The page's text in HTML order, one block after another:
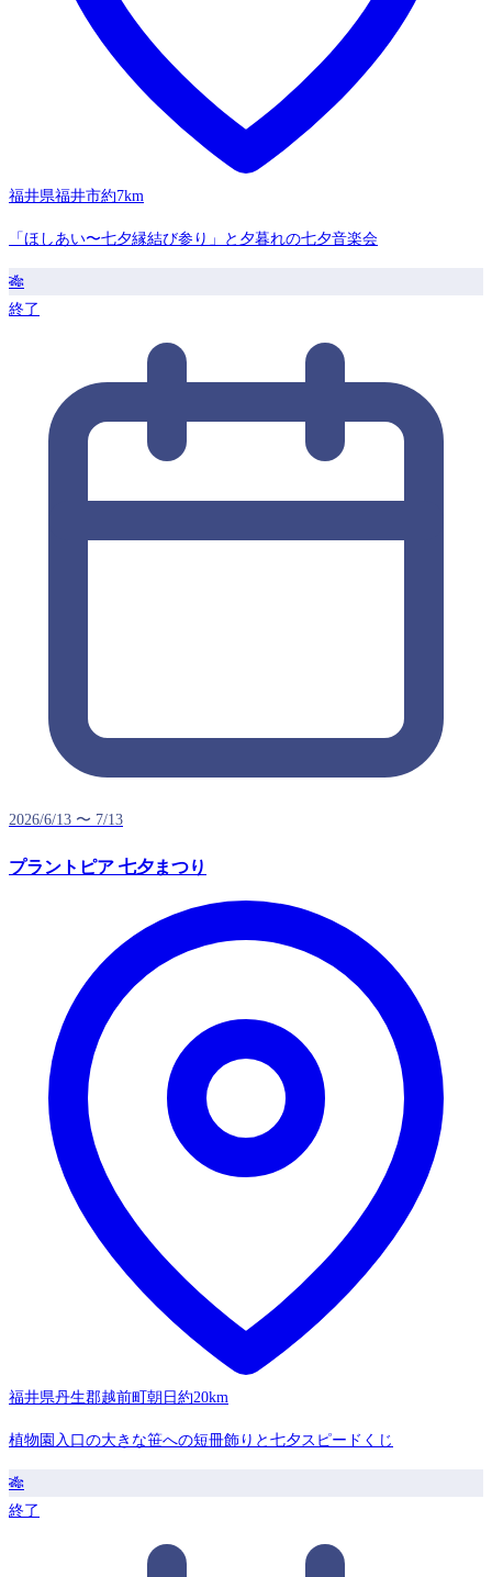
福井県福井市約7km
「ほしあい〜七夕縁結び参り」と夕暮れの七夕音楽会
🎋
終了
2026/6/13 〜 7/13
プラントピア 七夕まつり
福井県丹生郡越前町朝日 約20km
植物園入口の大きな笹への短冊飾りと七夕スピードくじ
🎋
終了